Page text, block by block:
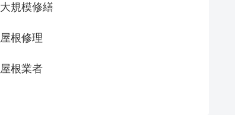
大規模修繕
屋根修理
屋根業者